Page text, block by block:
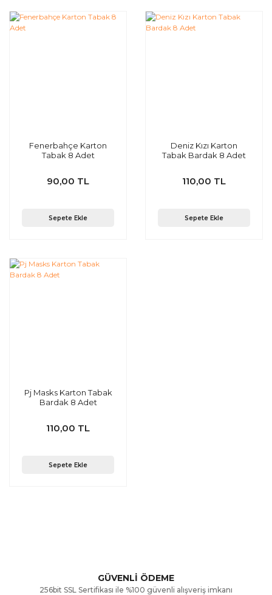
Fenerbahçe Karton
Tabak 8 Adet
90,00 TL
Sepete Ekle
Deniz Kızı Karton
Tabak Bardak 8 Adet
110,00 TL
Sepete Ekle
Pj Masks Karton Tabak
Bardak 8 Adet
110,00 TL
Sepete Ekle
GÜVENLİ ÖDEME
256bit SSL Sertifikası ile %100 güvenli alışveriş imkanı